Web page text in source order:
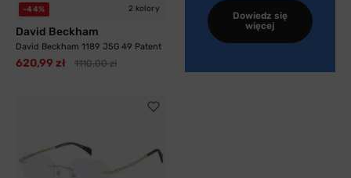
-44% 2 kolory
David Beckham
David Beckham 1189 J5G 49 Patent
620,99 zł 1110,00 zł
Dowiedz się
więcej